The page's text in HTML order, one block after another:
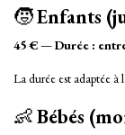
🧒Enfants
45 €—Durée :
La durée est adaptée
👶Bébés